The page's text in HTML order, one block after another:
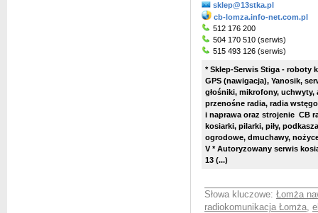
sklep@13stka.pl
cb-lomza.info-net.com.pl
512 176 200
504 170 510 (serwis)
515 493 126 (serwis)
* Sklep-Serwis Stiga - roboty
GPS (nawigacja), Yanosik,
głośniki, mikrofony, uchwyty,
przenośne radia, radia
i naprawa oraz strojenie CB
kosiarki, pilarki, piły,
ogrodowe, dmuchawy,
V * Autoryzowany serwis
13 (...)
Słowa kluczowe: Łomża
radiokomunikacja Łomża,